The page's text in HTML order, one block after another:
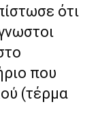
ότι
που
(τέρμα